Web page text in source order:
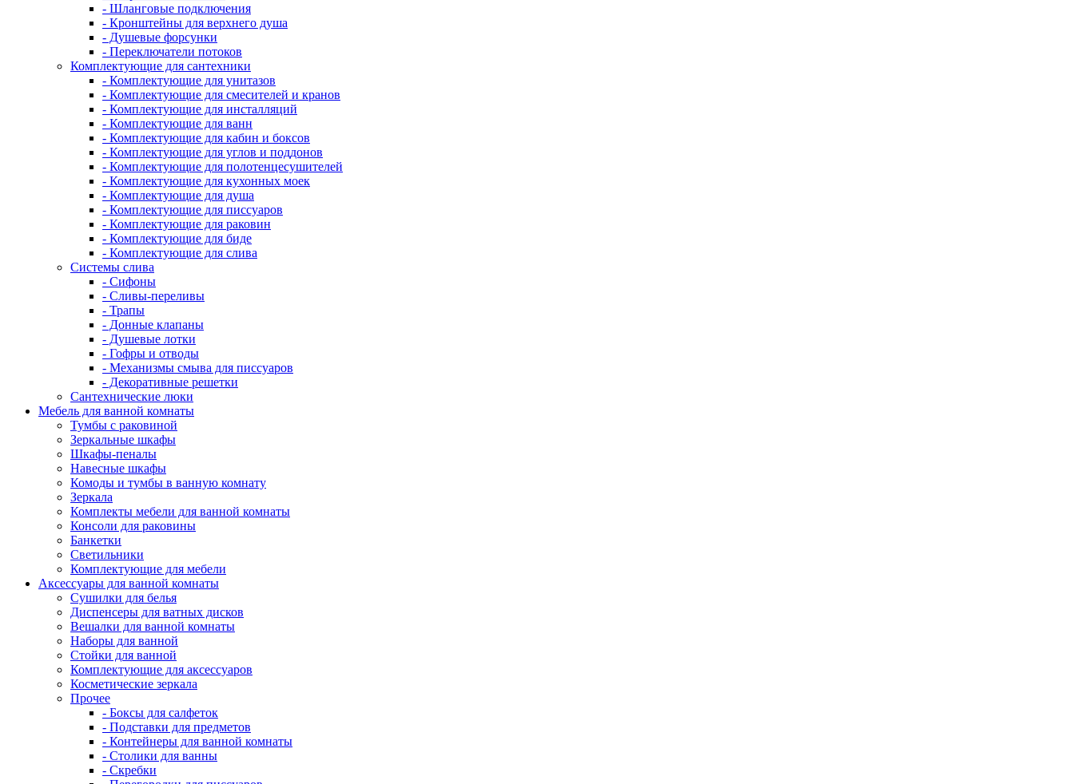
- Шланговые подключения
- Кронштейны для верхнего душа
- Душевые форсунки
- Переключатели потоков
Комплектующие для сантехники
- Комплектующие для унитазов
- Комплектующие для смесителей и кранов
- Комплектующие для инсталляций
- Комплектующие для ванн
- Комплектующие для кабин и боксов
- Комплектующие для углов и поддонов
- Комплектующие для полотенцесушителей
- Комплектующие для кухонных моек
- Комплектующие для душа
- Комплектующие для писсуаров
- Комплектующие для раковин
- Комплектующие для биде
- Комплектующие для слива
Системы слива
- Сифоны
- Сливы-переливы
- Трапы
- Донные клапаны
- Душевые лотки
- Гофры и отводы
- Механизмы смыва для писсуаров
- Декоративные решетки
Сантехнические люки
Мебель для ванной комнаты
Тумбы с раковиной
Зеркальные шкафы
Шкафы-пеналы
Навесные шкафы
Комоды и тумбы в ванную комнату
Зеркала
Комплекты мебели для ванной комнаты
Консоли для раковины
Банкетки
Светильники
Комплектующие для мебели
Аксессуары для ванной комнаты
Сушилки для белья
Диспенсеры для ватных дисков
Вешалки для ванной комнаты
Наборы для ванной
Стойки для ванной
Комплектующие для аксессуаров
Косметические зеркала
Прочее
- Боксы для салфеток
- Подставки для предметов
- Контейнеры для ванной комнаты
- Столики для ванны
- Скребки